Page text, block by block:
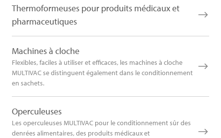
Thermoformeuses pour produits médicaux et
pharmaceutiques
Machines à cloche
Flexibles, faciles à utiliser et efficaces, les machines à cloche
MULTIVAC se distinguent également dans le conditionnement
en sachets.
Operculeuses
Les operculeuses MULTIVAC pour le conditionnement sûr des
denrées alimentaires, des produits médicaux et